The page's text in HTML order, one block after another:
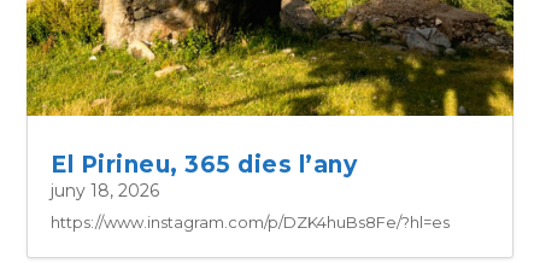
El Pirineu, 365 dies l’any
juny 18, 2026
https://www.instagram.com/p/DZK4huBs8Fe/?hl=es